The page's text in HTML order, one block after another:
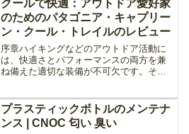
クールで快適：アウトドア愛好家
のためのパタゴニア・キャプリー
ン・クール・トレイルのレビュー
序章ハイキングなどのアウトドア活動に
は、快適さとパフォーマンスの両方を兼
ね備えた適切な装備が不可欠です。その
は、パタゴニアのキャプリーン・クー
ル・トレイルラインが最適です...
プラスティックボトルのメンテナ
ンス | CNOC 匂い 臭い